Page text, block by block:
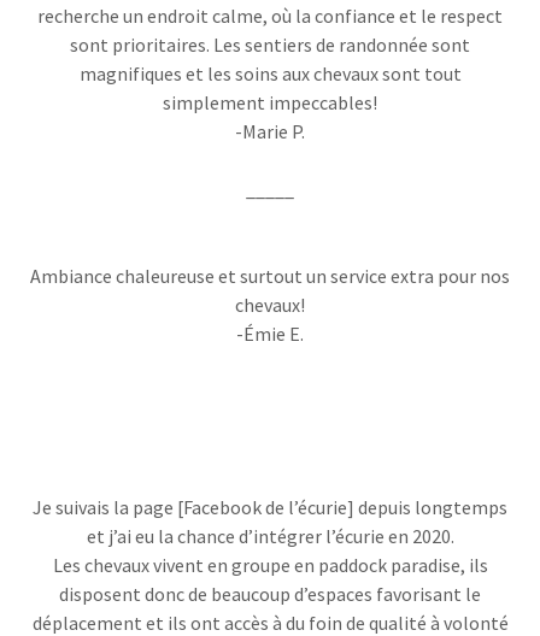
recherche un endroit calme, où la confiance et le respect
sont prioritaires. Les sentiers de randonnée sont
magnifiques et les soins aux chevaux sont tout
simplement impeccables!
-Marie P.
Ambiance chaleureuse et surtout un service extra pour nos
chevaux!
-Émie E.
Je suivais la page [Facebook de l’écurie] depuis longtemps
et j’ai eu la chance d’intégrer l’écurie en 2020.
Les chevaux vivent en groupe en paddock paradise, ils
disposent donc de beaucoup d’espaces favorisant le
déplacement et ils ont accès à du foin de qualité à volonté